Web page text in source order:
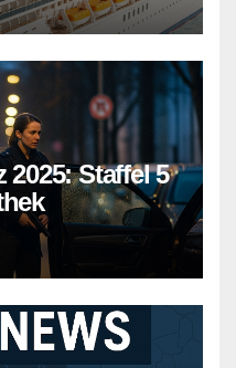
2025: Staffel 5